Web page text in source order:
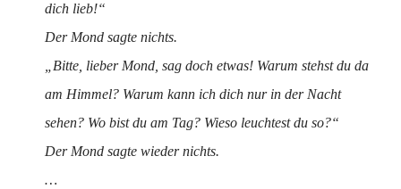
dich lieb!“
Der Mond sagte nichts.
„Bitte, lieber Mond, sag doch etwas! Warum stehst du da
am Himmel? Warum kann ich dich nur in der Nacht
sehen? Wo bist du am Tag? Wieso leuchtest du so?“
Der Mond sagte wieder nichts.
…